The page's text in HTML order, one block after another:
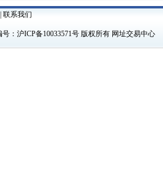
|联系我们
号：沪ICP备10033571号 版权所有 网址交易中心